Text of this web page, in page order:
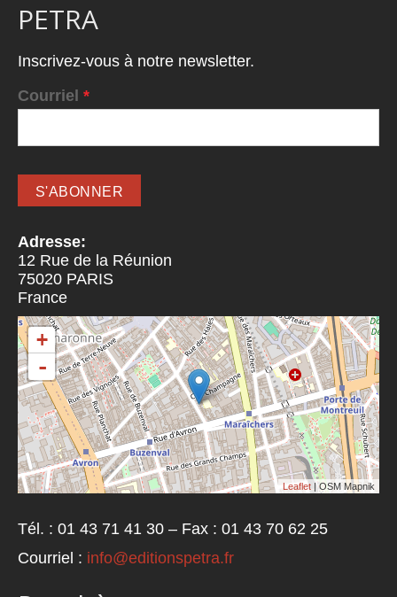
PETRA
Inscrivez-vous à notre newsletter.
Courriel *
Adresse:
12 Rue de la Réunion
75020 PARIS
France
+
-
Leaflet | OSM Mapnik
Tél. : 01 43 71 41 30 – Fax : 01 43 70 62 25
Courriel : info@editionspetra.fr